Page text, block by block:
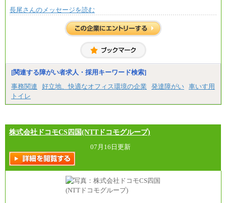
長尾さんのメッセージを読む
[関連する障がい者求人・採用キーワード検索]
事務関連
好立地、快適なオフィス環境の企業 発達障がい 車いす用
トイレ
株式会社ドコモCS四国(NTTドコモグループ)
07月16日更新